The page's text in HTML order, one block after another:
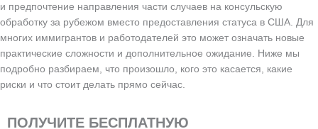
и предпочтение направления части случаев на консульскую
обработку за рубежом вместо предоставления статуса в США. Для
многих иммигрантов и работодателей это может означать новые
практические сложности и дополнительное ожидание. Ниже мы
подробно разбираем, что произошло, кого это касается, какие
риски и что стоит делать прямо сейчас.
ПОЛУЧИТЕ БЕСПЛАТНУЮ